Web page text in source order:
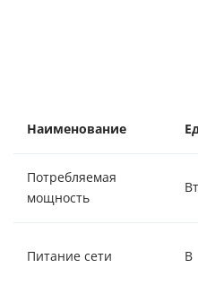
Наименование
Потребляемая
мощность
Вт
Питание сети В